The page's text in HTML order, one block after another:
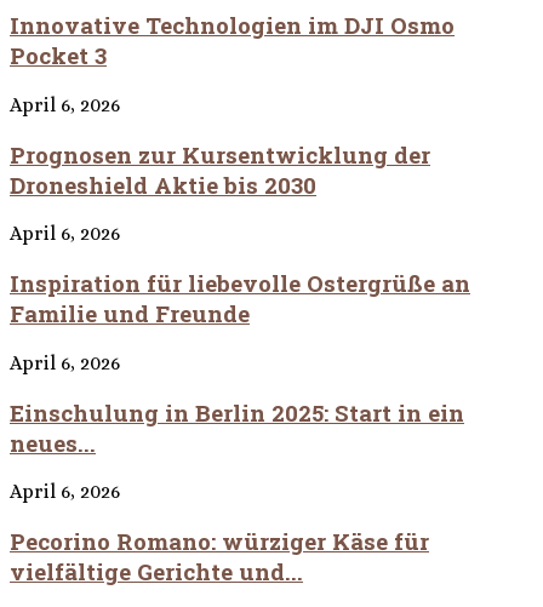
Innovative Technologien im DJI Osmo
Pocket 3
April 6, 2026
Prognosen zur Kursentwicklung der
Droneshield Aktie bis 2030
April 6, 2026
Inspiration für liebevolle Ostergrüße an
Familie und Freunde
April 6, 2026
Einschulung in Berlin 2025: Start in ein
neues...
April 6, 2026
Pecorino Romano: würziger Käse für
vielfältige Gerichte und...